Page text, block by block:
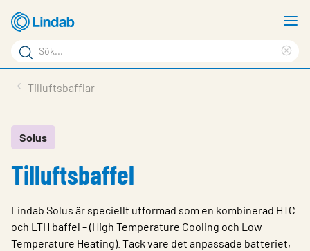
Hoppa
till
huvudinnehållet
Sökord
Sök
på
Service & Support
Hållbarhet
Kontakt
Tilluftsbafflar
Solus
Tilluftsbaffel
Lindab Solus är speciellt utformad som en kombinerad HTC
och LTH baffel – (High Temperature Cooling och Low
Temperature Heating). Tack vare det anpassade batteriet,